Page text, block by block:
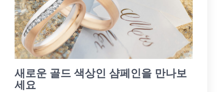
새로운 골드 색상인 샴페인을 만나보
세요